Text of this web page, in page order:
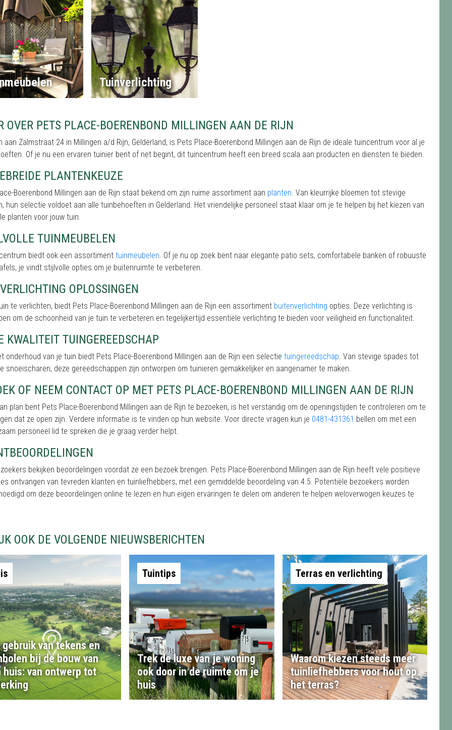
Tuinverlichting
OVER PETS PLACE-BOERENBOND MILLINGEN AAN DE RIJN
aan Zalmstraat 24 in Millingen a/d Rijn, Gelderland, is Pets Place-Boerenbond Millingen aan de Rijn de ideale tuincentrum voor al je
Of je nu een ervaren tuinier bent of net begint, dit tuincentrum heeft een breed scala aan producten en diensten te bieden.
PLANTENKEUZE
Boerenbond Millingen aan de Rijn staat bekend om zijn ruime assortiment aan planten. Van kleurrijke bloemen tot stevige
hun selectie voldoet aan alle tuinbehoeften in Gelderland. Het vriendelijke personeel staat klaar om je te helpen bij het kiezen van
planten voor jouw tuin.
TUINMEUBELEN
biedt ook een assortiment tuinmeubelen. Of je nu op zoek bent naar elegante patio sets, comfortabele banken of robuuste
je vindt stijlvolle opties om je buitenruimte te verbeteren.
OPLOSSINGEN
te verlichten, biedt Pets Place-Boerenbond Millingen aan de Rijn een assortiment buitenverlichting opties. Deze verlichting is
om de schoonheid van je tuin te verbeteren en tegelijkertijd essentiële verlichting te bieden voor veiligheid en functionaliteit.
KWALITEIT TUINGEREEDSCHAP
onderhoud van je tuin biedt Pets Place-Boerenbond Millingen aan de Rijn een selectie tuingereedschap. Van stevige spades tot
snoeischaren, deze gereedschappen zijn ontworpen om tuinieren gemakkelijker en aangenamer te maken.
OF NEEM CONTACT OP MET PETS PLACE-BOERENBOND MILLINGEN AAN DE RIJN
plan bent Pets Place-Boerenbond Millingen aan de Rijn te bezoeken, is het verstandig om de openingstijden te controleren om te
dat ze open zijn. Verdere informatie is te vinden op hun website. Voor directe vragen kun je 0481-431361 bellen om met een
personeel lid te spreken die je graag verder helpt.
bekijken beoordelingen voordat ze een bezoek brengen. Pets Place-Boerenbond Millingen aan de Rijn heeft vele positieve
ontvangen van tevreden klanten en tuinliefhebbers, met een gemiddelde beoordeling van 4.5. Potentiële bezoekers worden
om deze beoordelingen online te lezen en hun eigen ervaringen te delen om anderen te helpen weloverwogen keuzes te
OOK DE VOLGENDE NIEUWSBERICHTEN
gebruik van tekens en
bij de bouw van
huis: van ontwerp tot
Tuintips
Trek de luxe van je woning
ook door in de ruimte om je
huis
Terras en verlichting
Waarom kiezen steeds meer
tuinliefhebbers voor hout op
het terras?